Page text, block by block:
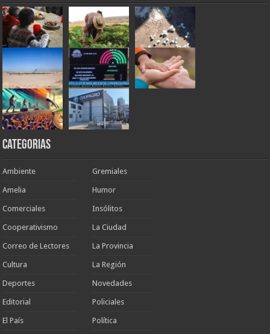
Categorias
Ambiente
Amelia
Comerciales
Cooperativismo
Correo de Lectores
Cultura
Deportes
Editorial
El País
Gremiales
Humor
Insólitos
La Ciudad
La Provincia
La Región
Novedades
Policiales
Política